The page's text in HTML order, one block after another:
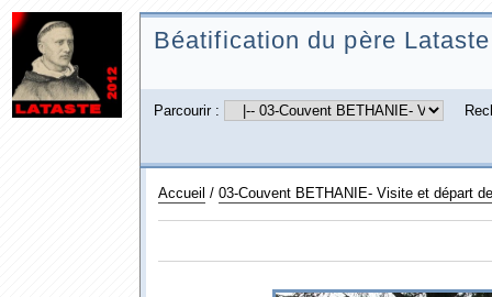
Béatification du père
Parcourir :
Accueil / 03-Couvent BETHANIE- Visite et départ